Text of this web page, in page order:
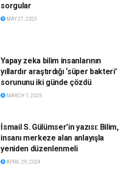
sorgular
MAY 27, 2025
Yapay zeka bilim insanlarının
yıllardır araştırdığı ‘süper bakteri’
sorununu iki günde çözdü
MARCH 1, 2025
İsmail S. Gülümser’in yazısı: Bilim,
insanı merkeze alan anlayışla
yeniden düzenlenmeli
APRIL 29, 2024